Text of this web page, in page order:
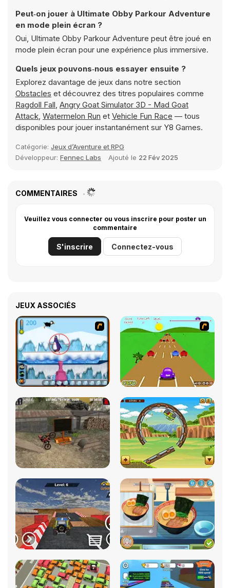
Peut‑on jouer à Ultimate Obby Parkour Adventure
en mode plein écran ?
Oui, Ultimate Obby Parkour Adventure peut être joué en
mode plein écran pour une expérience plus immersive.
Quels jeux pouvons‑nous essayer ensuite ?
Explorez davantage de jeux dans notre section
Obstacles et découvrez des titres populaires comme
Ragdoll Fall, Angry Goat Simulator 3D - Mad Goat
Attack, Watermelon Run et Vehicle Fun Race — tous
disponibles pour jouer instantanément sur Y8 Games.
Catégorie: Jeux d’Aventure et RPG
Développeur: Fennec Labs Ajouté le 22 Fév 2025
COMMENTAIRES
Veuillez vous connecter ou vous inscrire pour poster un
commentaire
S'inscrire Connectez-vous
JEUX ASSOCIÉS